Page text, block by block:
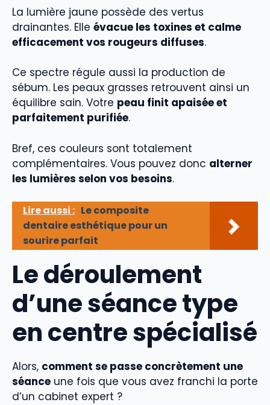
La lumière jaune possède des vertus
drainantes. Elle évacue les toxines et calme
efficacement vos rougeurs diffuses.
Ce spectre régule aussi la production de
sébum. Les peaux grasses retrouvent ainsi un
équilibre sain. Votre peau finit apaisée et
parfaitement purifiée.
Bref, ces couleurs sont totalement
complémentaires. Vous pouvez donc alterner
les lumières selon vos besoins.
Lire aussi : Le composite
dentaire esthétique pour un
sourire parfait
Le déroulement
d’une séance type
en centre spécialisé
Alors, comment se passe concrètement une
séance une fois que vous avez franchi la porte
d’un cabinet expert ?